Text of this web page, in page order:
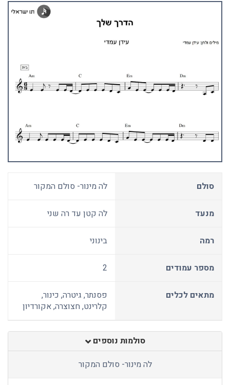
סולם לה מינור- סולם המקור
מנעד לה קטן עד רה שני
רמה בינוני
מספר עמודים 2
מתאים לכלים
פסנתר, גיטרה, כינור,
קלרינט, חצוצרה, אקורדיון
סולמות נוספים
לה מינור- סולם המקור